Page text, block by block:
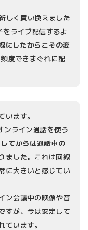
しく買い換えました
をライブ配信するよ
にしたからこその変
度できまぐれに配
います。
ンライン通話を使う
てからは通話中の
ました。これは回線
に大きいと感じてい
ン会議中の映像や音
すが、今は安定して
ています。